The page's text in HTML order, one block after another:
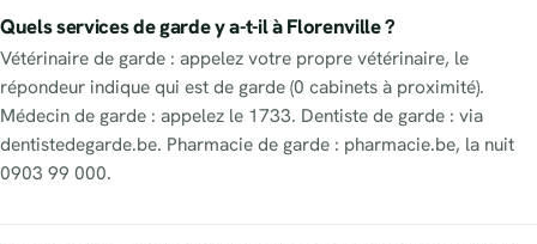
Quels services de garde y a-t-il à Florenville ?
Vétérinaire de garde : appelez votre propre vétérinaire, le
répondeur indique qui est de garde (0 cabinets à proximité).
Médecin de garde : appelez le 1733. Dentiste de garde : via
dentistedegarde.be. Pharmacie de garde : pharmacie.be, la nuit
0903 99 000.